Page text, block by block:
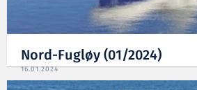
Nord-Fugløy (01/2024)
16.01.2024